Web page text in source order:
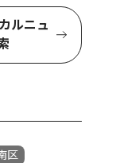
ルニュ
区